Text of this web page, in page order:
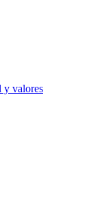
y valores